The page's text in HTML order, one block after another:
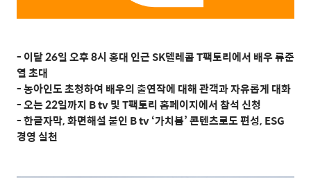
- 이달26일 오후8시 홍대 인근SK텔레콤T팩토리에서 배우 류준
열 초대
-농아인도 초청하여 배우의 출연작에 대해 관객과 자유롭게 대화
-오는22일까지 B tv및T팩토리 홈페이지에서 참석 신청
-한글자막,화면해설 붙인 B tv ‘가치봄’콘텐츠로도 편성, ESG
경영 실천